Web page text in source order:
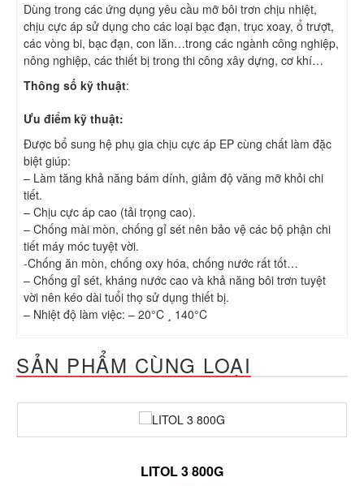
Dùng trong các ứng dụng yêu cầu mỡ bôi trơn chịu nhiệt,
chịu cực áp sử dụng cho các loại bạc đạn, trục xoay, ổ trượt,
các vòng bi, bạc đạn, con lăn…trong các ngành công nghiệp,
nông nghiệp, các thiết bị trong thi công xây dựng, cơ khí…
Thông số kỹ thuật:
Ưu điểm kỹ thuật:
Được bổ sung hệ phụ gia chịu cực áp EP cùng chất làm đặc
biệt giúp:
– Làm tăng khả năng bám dính, giảm độ văng mỡ khỏi chi
tiết.
– Chịu cực áp cao (tải trọng cao).
– Chống mài mòn, chống gỉ sét nên bảo vệ các bộ phận chi
tiết máy móc tuyệt vời.
-Chống ăn mòn, chống oxy hóa, chống nước rất tốt…
– Chống gỉ sét, kháng nước cao và khả năng bôi trơn tuyệt
vời nên kéo dài tuổi thọ sử dụng thiết bị.
– Nhiệt độ làm việc: – 20°C ¸ 140°C
SẢN PHẨM CÙNG LOẠI
LITOL 3 800G